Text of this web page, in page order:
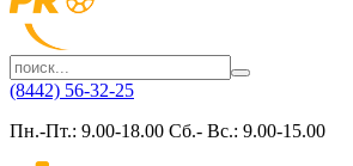
(8442) 56-32-25
Пн.-Пт.: 9.00-18.00 Сб.- Вс.: 9.00-15.00